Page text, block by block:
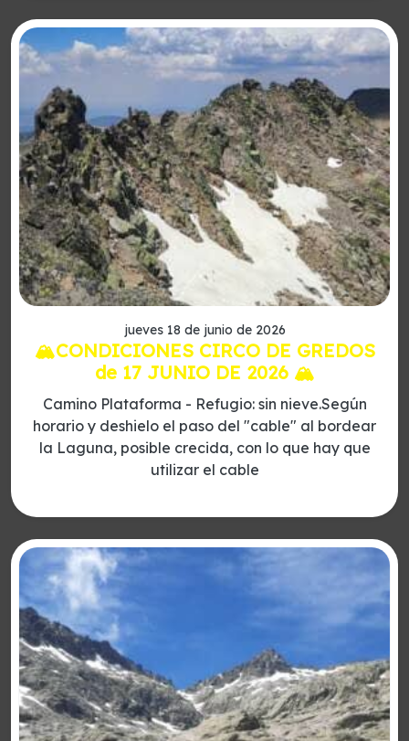
jueves 18 de junio de 2026
🏔️CONDICIONES CIRCO DE GREDOS
de 17 JUNIO DE 2026 🏔️
Camino Plataforma - Refugio: sin nieve.Según
horario y deshielo el paso del "cable" al bordear
la Laguna, posible crecida, con lo que hay que
utilizar el cable